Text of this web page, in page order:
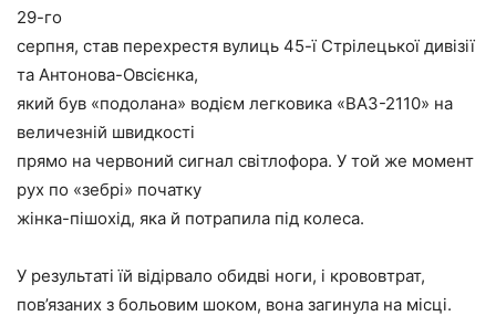
29-го
серпня, став перехрестя вулиць 45-ї Стрілецької дивізії
та Антонова-Овсієнка,
який був «подолана» водієм легковика «ВАЗ-2110» на
величезній швидкості
прямо на червоний сигнал світлофора. У той же момент
рух по «зебрі» початку
жінка-пішохід, яка й потрапила під колеса.
У результаті їй відірвало обидві ноги, і крововтрат,
пов’язаних з больовим шоком, вона загинула на місці.